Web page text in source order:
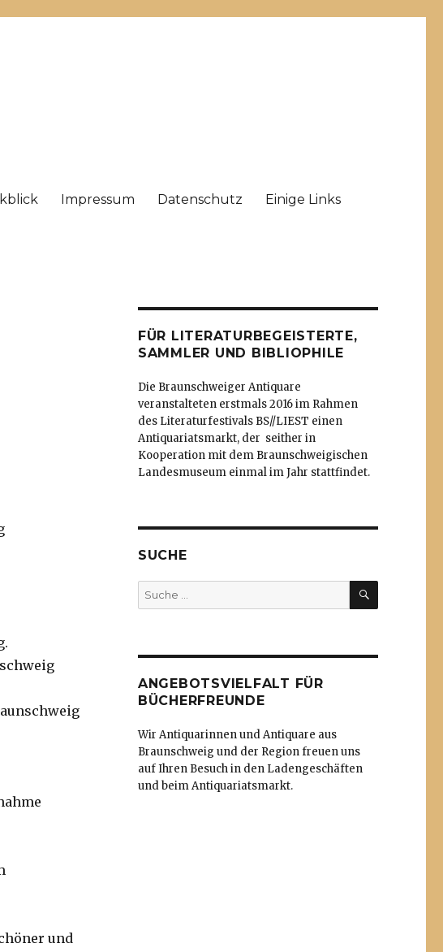
Impressum Datenschutz Einige Links
und
FÜR LITERATURBEGEISTERTE,
SAMMLER UND BIBLIOPHILE
Die Braunschweiger Antiquare
veranstalteten erstmals 2016 im Rahmen
des Literaturfestivals BS//LIEST einen
Antiquariatsmarkt, der seither in
Kooperation mit dem Braunschweigischen
Landesmuseum einmal im Jahr stattfindet.
SUCHE
Suche
nach:
SUCHE
ANGEBOTSVIELFALT FÜR
BÜCHERFREUNDE
Wir Antiquarinnen und Antiquare aus
Braunschweig und der Region freuen uns
auf Ihren Besuch in den Ladengeschäften
und beim Antiquariatsmarkt.